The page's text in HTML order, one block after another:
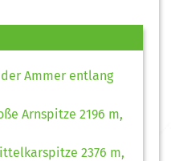
Ammer entlang
Arnspitze 2196 m,
2376 m,